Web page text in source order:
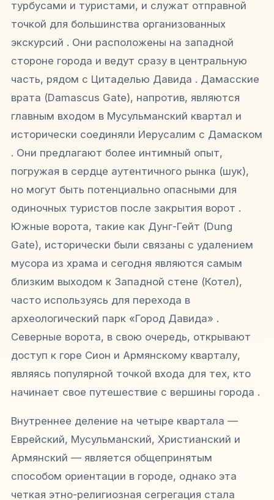
турбусами и туристами, и служат отправной
точкой для большинства организованных
экскурсий . Они расположены на западной
стороне города и ведут сразу в центральную
часть, рядом с Цитаделью Давида . Дамасские
врата (Damascus Gate), напротив, являются
главным входом в Мусульманский квартал и
исторически соединяли Иерусалим с Дамаском
. Они предлагают более интимный опыт,
погружая в сердце аутентичного рынка (шук),
но могут быть потенциально опасными для
одиночных туристов после закрытия ворот .
Южные ворота, такие как Дунг-Гейт (Dung
Gate), исторически были связаны с удалением
мусора из храма и сегодня являются самым
близким выходом к Западной стене (Котел),
часто используясь для перехода в
археологический парк «Город Давида» .
Северные ворота, в свою очередь, открывают
доступ к горе Сион и Армянскому кварталу,
являясь популярной точкой входа для тех, кто
начинает свое путешествие с вершины города .
Внутреннее деление на четыре квартала —
Еврейский, Мусульманский, Христианский и
Армянский — является общепринятым
способом ориентации в городе, однако эта
четкая этно-религиозная сегрегация стала